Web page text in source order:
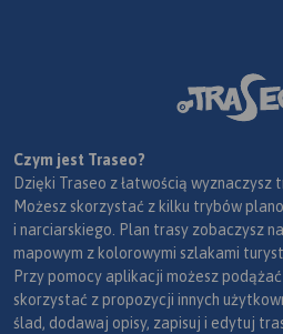
Czym jest Traseo?
Dzięki Traseo z łatwością wyznaczysz
Możesz skorzystać z kilku trybów
i narciarskiego. Plan trasy zobaczysz
mapowym z kolorowymi szlakami
Przy pomocy aplikacji możesz
skorzystać z propozycji innych
ślad, dodawaj opisy, zapisuj i edytuj